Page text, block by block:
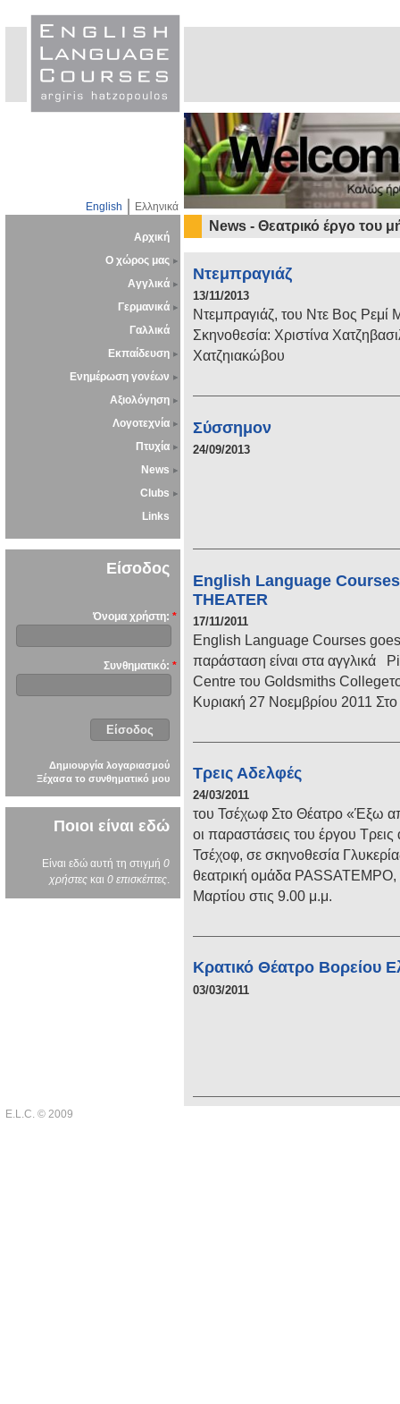
English Ελληνικά
Αρχική
Ο χώρος μας
Αγγλικά
Γερμανικά
Γαλλικά
Εκπαίδευση
Ενημέρωση γονέων
Αξιολόγηση
Λογοτεχνία
Πτυχία
News
Clubs
Links
Είσοδος
Όνομα χρήστη: *
Συνθηματικό: *
Δημιουργία λογαριασμού
Ξέχασα το συνθηματικό μου
Ποιοι είναι εδώ
Είναι εδώ αυτή τη στιγμή 0
χρήστες και 0 επισκέπτες
News - Θεατρικό έργο του
Ντεμπραγιάζ
13/11/2013
Ντεμπραγιάζ, του Ντε Βος
Σκηνοθεσία: Χριστίνα
Χατζηιακώβου
Σύσσημον
24/09/2013
English Language
THEATER
17/11/2011
English Language Courses
παράσταση είναι στα αγγλικά
Centre του Goldsmiths
Κυριακή 27 Νοεμβρίου 2011
Τρεις Αδελφές
24/03/2011
του Τσέχωφ Στο Θέατρο «Έξω
οι παραστάσεις του έργου
Τσέχοφ, σε σκηνοθεσία
θεατρική ομάδα
Μαρτίου στις 9.00 μ.μ.
Κρατικό Θέατρο Βορείου
03/03/2011
E.L.C. © 2009